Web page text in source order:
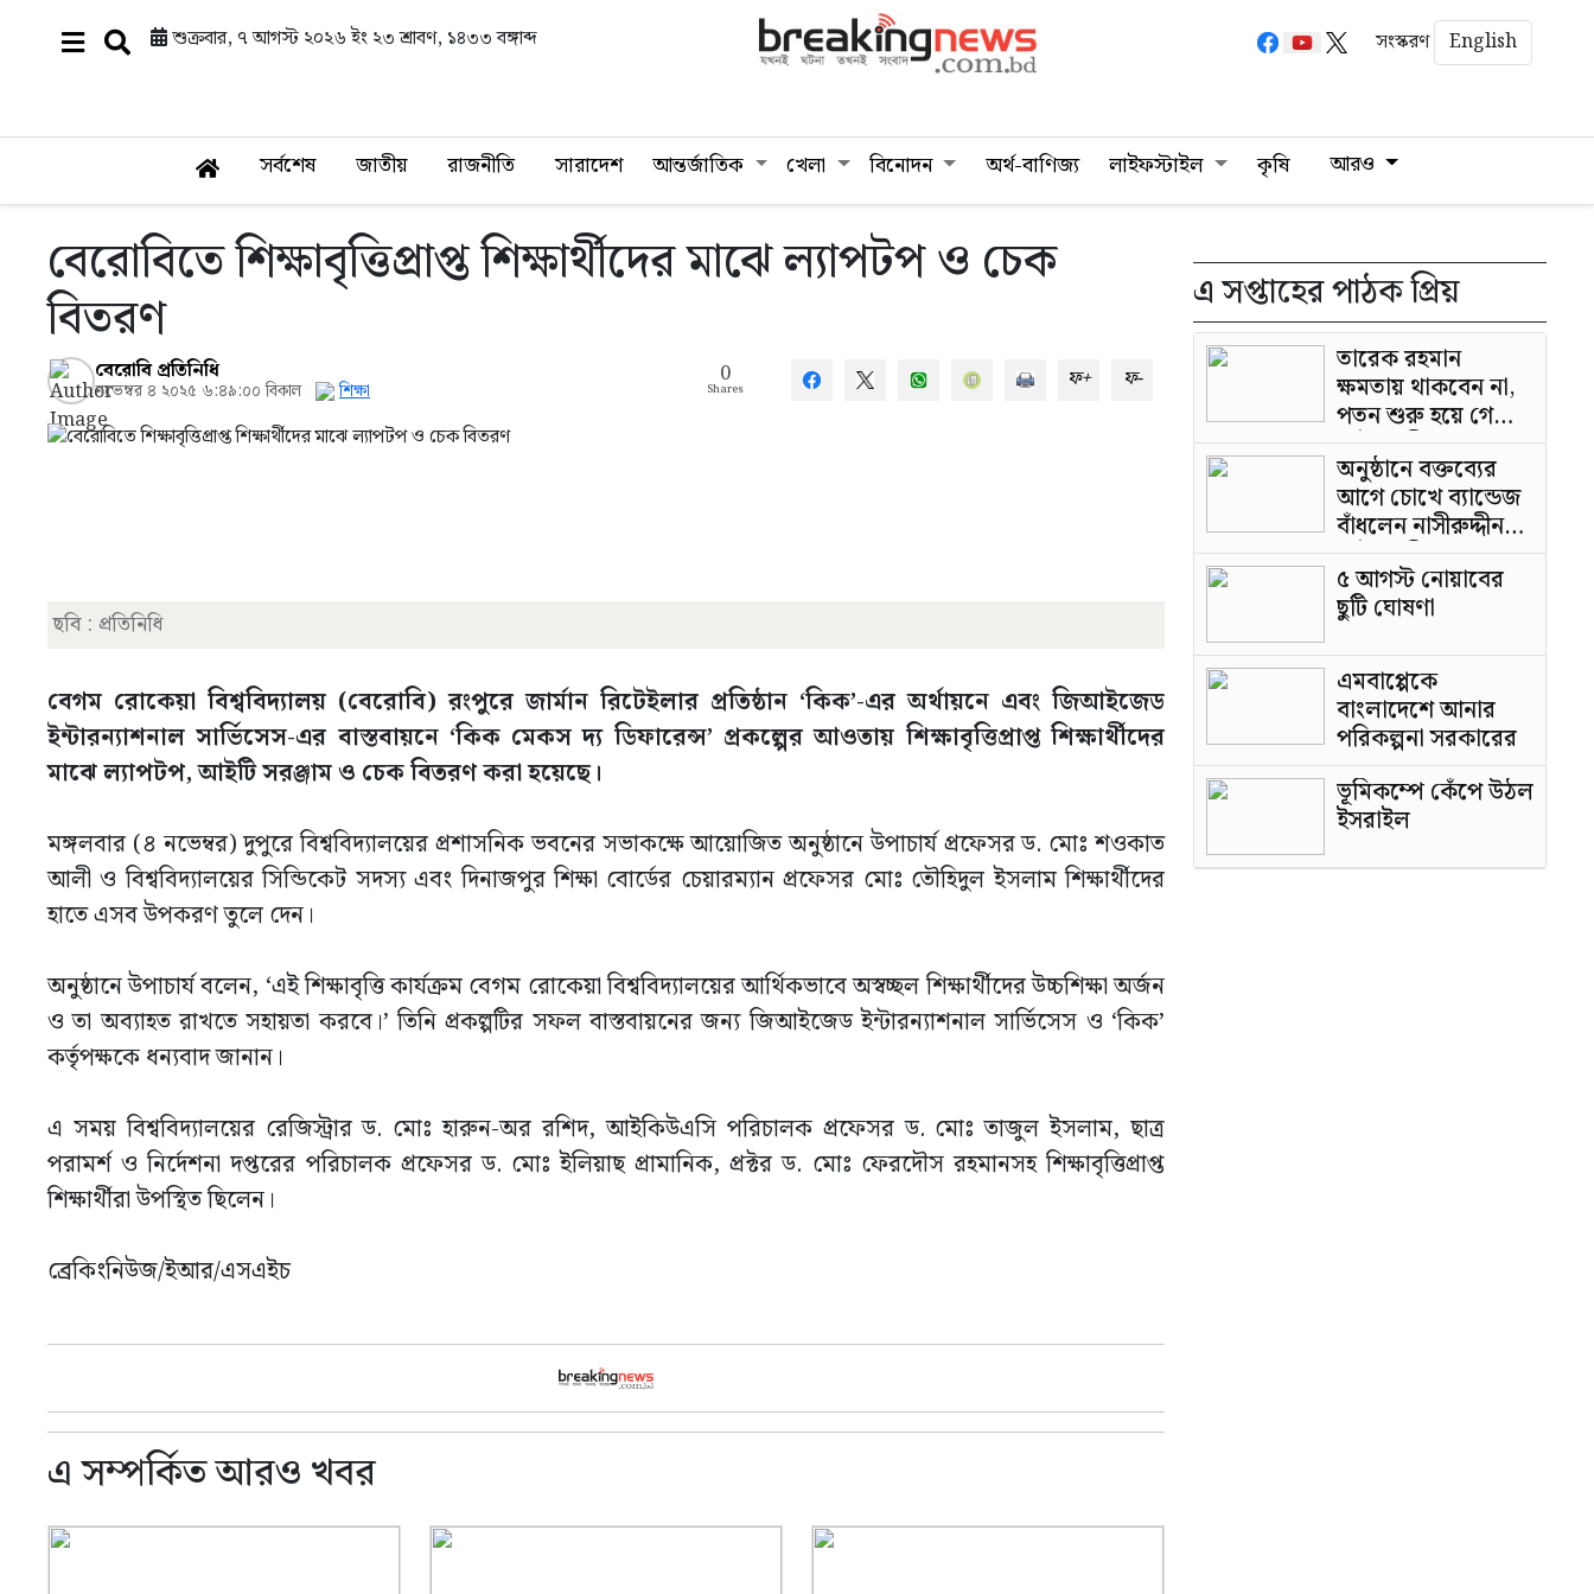
শুক্রবার, ৭ আগস্ট ২০২৬ ইং ২৩ শ্রাবণ, ১৪৩৩ বঙ্গাব্দ সংস্করণ English
সর্বশেষ জাতীয় রাজনীতি সারাদেশ আন্তর্জাতিক খেলা বিনোদন অর্থ-বাণিজ্য লাইফস্টাইল কৃষি আরও
বেরোবিতে শিক্ষাবৃত্তিপ্রাপ্ত শিক্ষার্থীদের মাঝে ল্যাপটপ ও চেক
বিতরণ
বেরোবি প্রতিনিধি
নভেম্বর ৪ ২০২৫ ৬:৪৯:০০ বিকাল শিক্ষা
0
Shares ফ+ ফ-
ছবি : প্রতিনিধি
বেগম রোকেয়া বিশ্ববিদ্যালয় (বেরোবি) রংপুরে জার্মান রিটেইলার প্রতিষ্ঠান ‘কিক’-এর অর্থায়নে এবং জিআইজেড
ইন্টারন্যাশনাল সার্ভিসেস-এর বাস্তবায়নে ‘কিক মেকস দ্য ডিফারেন্স’ প্রকল্পের আওতায় শিক্ষাবৃত্তিপ্রাপ্ত শিক্ষার্থীদের
মাঝে ল্যাপটপ, আইটি সরঞ্জাম ও চেক বিতরণ করা হয়েছে।
মঙ্গলবার (৪ নভেম্বর) দুপুরে বিশ্ববিদ্যালয়ের প্রশাসনিক ভবনের সভাকক্ষে আয়োজিত অনুষ্ঠানে উপাচার্য প্রফেসর ড. মোঃ শওকাত
আলী ও বিশ্ববিদ্যালয়ের সিন্ডিকেট সদস্য এবং দিনাজপুর শিক্ষা বোর্ডের চেয়ারম্যান প্রফেসর মোঃ তৌহিদুল ইসলাম শিক্ষার্থীদের
হাতে এসব উপকরণ তুলে দেন।
অনুষ্ঠানে উপাচার্য বলেন, ‘এই শিক্ষাবৃত্তি কার্যক্রম বেগম রোকেয়া বিশ্ববিদ্যালয়ের আর্থিকভাবে অস্বচ্ছল শিক্ষার্থীদের উচ্চশিক্ষা অর্জন
ও তা অব্যাহত রাখতে সহায়তা করবে।’ তিনি প্রকল্পটির সফল বাস্তবায়নের জন্য জিআইজেড ইন্টারন্যাশনাল সার্ভিসেস ও ‘কিক’
কর্তৃপক্ষকে ধন্যবাদ জানান।
এ সময় বিশ্ববিদ্যালয়ের রেজিস্ট্রার ড. মোঃ হারুন-অর রশিদ, আইকিউএসি পরিচালক প্রফেসর ড. মোঃ তাজুল ইসলাম, ছাত্র
পরামর্শ ও নির্দেশনা দপ্তরের পরিচালক প্রফেসর ড. মোঃ ইলিয়াছ প্রামানিক, প্রক্টর ড. মোঃ ফেরদৌস রহমানসহ শিক্ষাবৃত্তিপ্রাপ্ত
শিক্ষার্থীরা উপস্থিত ছিলেন।
ব্রেকিংনিউজ/ইআর/এসএইচ
এ সম্পর্কিত আরও খবর
এ সপ্তাহের পাঠক প্রিয়
তারেক রহমান
ক্ষমতায় থাকবেন না,
পতন শুরু হয়ে গেছে:
পাটওয়ারী
অনুষ্ঠানে বক্তব্যের
আগে চোখে ব্যান্ডেজ
বাঁধলেন নাসীরুদ্দীন
পাটওয়ারী
৫ আগস্ট নোয়াবের
ছুটি ঘোষণা
এমবাপ্পেকে
বাংলাদেশে আনার
পরিকল্পনা সরকারের
ভূমিকম্পে কেঁপে উঠল
ইসরাইল